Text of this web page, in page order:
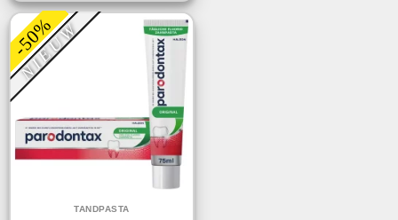
-50%
NIEUW
TANDPASTA